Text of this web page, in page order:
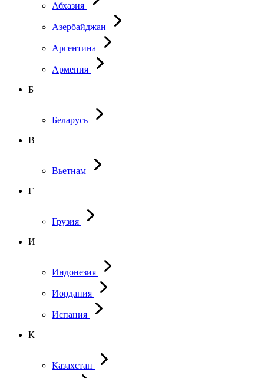
Абхазия
Азербайджан
Аргентина
Армения
Б
Беларусь
В
Вьетнам
Г
Грузия
И
Индонезия
Иордания
Испания
К
Казахстан